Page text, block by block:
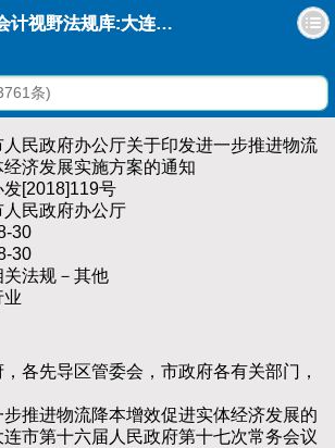
会计视野法规库:大连市人民政府办公厅关于印发进一步推进物流降本增效促进实体经济发展实施方案的通知
人民政府办公厅关于印发进一步推进物流
济发展实施方案的通知
发[2018]119号
人民政府办公厅
30
30
关法规－其他
业
各先导区管委会，市政府各有关部门，
进物流降本增效促进实体经济发展的
市第十六届人民政府第十七次常务会议